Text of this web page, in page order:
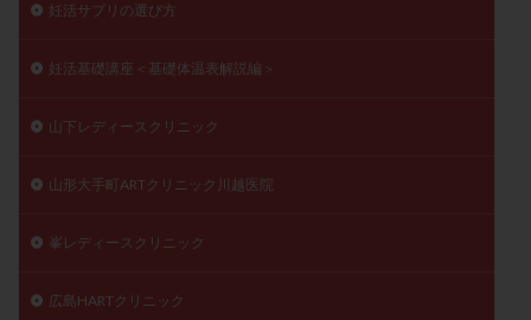
妊活サプリの選び方
妊活基礎講座＜基礎体温表解説編＞
山下レディースクリニック
山形大手町ARTクリニック川越医院
峯レディースクリニック
広島HARTクリニック